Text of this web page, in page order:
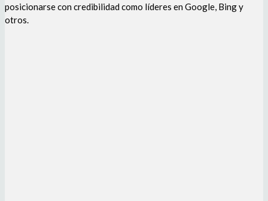
posicionarse con credibilidad como líderes en Google, Bing y
otros.